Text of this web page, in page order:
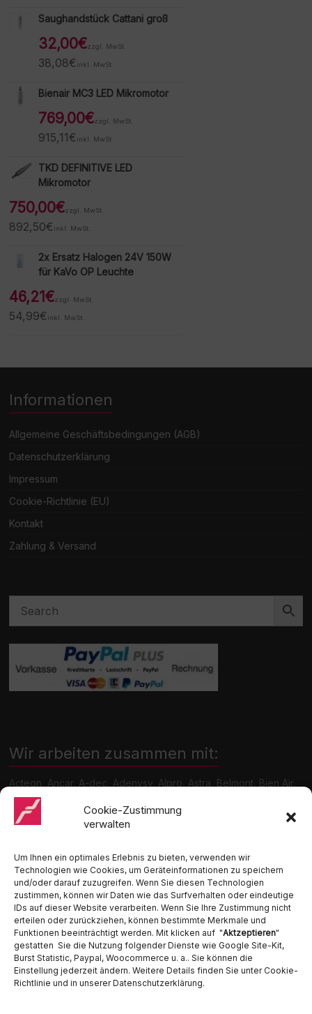
Cookie-Zustimmung
verwalten
Um Ihnen ein optimales Erlebnis zu bieten, verwenden wir
Technologien wie Cookies, um Geräteinformationen zu speichern
und/oder darauf zuzugreifen. Wenn Sie diesen Technologien
zustimmen, können wir Daten wie das Surfverhalten oder eindeutige
IDs auf dieser Website verarbeiten. Wenn Sie Ihre Zustimmung nicht
erteilen oder zurückziehen, können bestimmte Merkmale und
Funktionen beeinträchtigt werden. Mit klicken auf "Aktzeptieren"
gestatten Sie die Nutzung folgender Dienste wie Google Site-Kit,
Burst Statistic, Paypal, Woocommerce u. a.. Sie können die
Einstellung jederzeit ändern. Weitere Details finden Sie unter Cookie-
Richtlinie und in unserer Datenschutzerklärung.
Saughandstück Cattani groß
32,00€zzgl. MwSt.
38,08€ inkl. MwSt.
Bienair MC3 LED Mikromotor
769,00€zzgl. MwSt.
915,11€ inkl. MwSt.
TKD DEFINITIVE LED
Mikromotor
750,00€zzgl. MwSt.
892,50€ inkl. MwSt.
2x Ersatz Halogen 24V 150W
für KaVo OP Leuchte
46,21€zzgl. MwSt.
54,99€ inkl. MwSt.
Informationen
Allgemeine Geschäftsbedingungen (AGB)
Datenschutzerklärung
Impressum
Cookie-Richtlinie (EU)
Kontakt
Zahlung & Versand
Wir arbeiten zusammen mit:
Acteon, Ancar, A-dec, Adenysy, Alpro, Astra, Belmont, Bien Air,
Cattani, Chirana, DCI, Dürr, ETI, Euronda, Faro, Gcomm, KaVo,
Medentex, Melag, Midmark, Metasys, MK-Dent, NSK, Ophardt
Hygiene, Ritter, Satelec, Scican, TKD, Velopex, u.v.m
Ambident GmbH
Dental Geräte Handel und Service
Neumannstraße 3B